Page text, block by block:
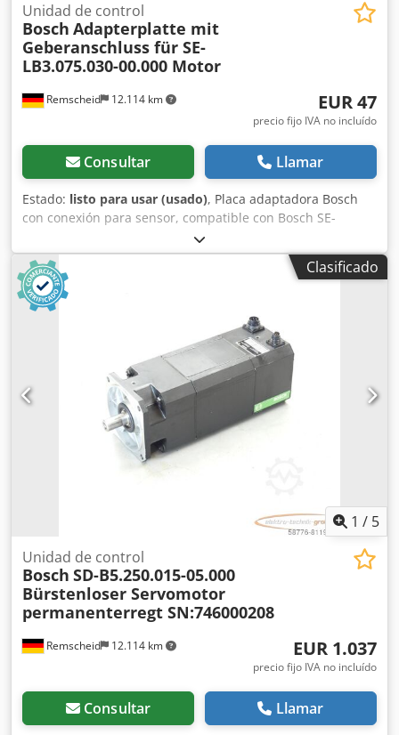
Remscheid 12.114 km
Unidad de control
Bosch Adapterplatte mit
Geberanschluss für SE-
LB3.075.030-00.000 Motor
EUR 47
precio fijo IVA no incluído
Consultar Llamar
Estado: listo para usar (usado), Placa adaptadora Bosch
con conexión para sensor, compatible con Bosch SE-
LB3.075.030-00.000 / Sensor rotatorio ERN 221.2133-1000.
Artículo usado, en buen estado de conservación, 100 %
funcional. El alcance del suministro se indica en las fotos.
Dcodpfxozr Dc Ds Adwjk
Clasificado
1 / 5
Remscheid 12.114 km
Unidad de control
Bosch SD-B5.250.015-05.000
Bürstenloser Servomotor
permanenterregt SN:746000208
EUR 1.037
precio fijo IVA no incluído
Consultar Llamar